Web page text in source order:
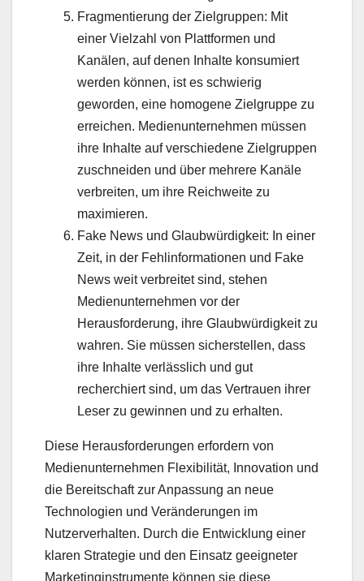
Fragmentierung der Zielgruppen: Mit
einer Vielzahl von Plattformen und
Kanälen, auf denen Inhalte konsumiert
werden können, ist es schwierig
geworden, eine homogene Zielgruppe zu
erreichen. Medienunternehmen müssen
ihre Inhalte auf verschiedene Zielgruppen
zuschneiden und über mehrere Kanäle
verbreiten, um ihre Reichweite zu
maximieren.
Fake News und Glaubwürdigkeit: In einer
Zeit, in der Fehlinformationen und Fake
News weit verbreitet sind, stehen
Medienunternehmen vor der
Herausforderung, ihre Glaubwürdigkeit zu
wahren. Sie müssen sicherstellen, dass
ihre Inhalte verlässlich und gut
recherchiert sind, um das Vertrauen ihrer
Leser zu gewinnen und zu erhalten.
Diese Herausforderungen erfordern von
Medienunternehmen Flexibilität, Innovation und
die Bereitschaft zur Anpassung an neue
Technologien und Veränderungen im
Nutzerverhalten. Durch die Entwicklung einer
klaren Strategie und den Einsatz geeigneter
Marketinginstrumente können sie diese